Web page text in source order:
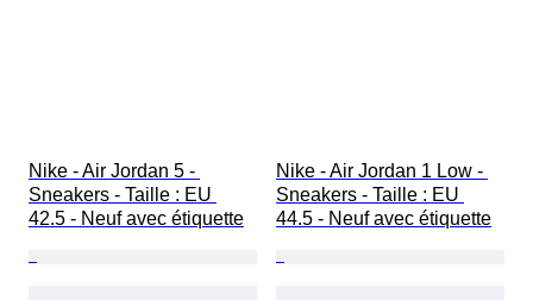
Nike - Air Jordan 5 -
Sneakers - Taille : EU
42.5 - Neuf avec étiquette
Nike - Air Jordan 1 Low -
Sneakers - Taille : EU
44.5 - Neuf avec étiquette